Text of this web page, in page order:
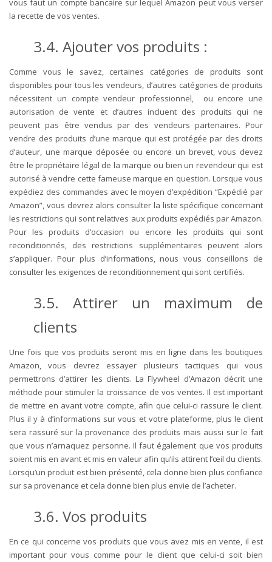
vous faut un compte bancaire sur lequel Amazon peut vous verser
la recette de vos ventes.
3.4. Ajouter vos produits :
Comme vous le savez, certaines catégories de produits sont
disponibles pour tous les vendeurs, d’autres catégories de produits
nécessitent un compte vendeur professionnel, ou encore une
autorisation de vente et d’autres incluent des produits qui ne
peuvent pas être vendus par des vendeurs partenaires. Pour
vendre des produits d’une marque qui est protégée par des droits
d’auteur, une marque déposée ou encore un brevet, vous devez
être le propriétaire légal de la marque ou bien un revendeur qui est
autorisé à vendre cette fameuse marque en question. Lorsque vous
expédiez des commandes avec le moyen d’expédition “Expédié par
Amazon”, vous devrez alors consulter la liste spécifique concernant
les restrictions qui sont relatives aux produits expédiés par Amazon.
Pour les produits d’occasion ou encore les produits qui sont
reconditionnés, des restrictions supplémentaires peuvent alors
s’appliquer. Pour plus d’informations, nous vous conseillons de
consulter les exigences de reconditionnement qui sont certifiés.
3.5. Attirer un maximum de
clients
Une fois que vos produits seront mis en ligne dans les boutiques
Amazon, vous devrez essayer plusieurs tactiques qui vous
permettrons d’attirer les clients. La Flywheel d’Amazon décrit une
méthode pour stimuler la croissance de vos ventes. Il est important
de mettre en avant votre compte, afin que celui-ci rassure le client.
Plus il y à d’informations sur vous et votre plateforme, plus le client
sera rassuré sur la provenance des produits mais aussi sur le fait
que vous n’arnaquez personne. Il faut également que vos produits
soient mis en avant et mis en valeur afin qu’ils attirent l’œil du clients.
Lorsqu’un produit est bien présenté, cela donne bien plus confiance
sur sa provenance et cela donne bien plus envie de l’acheter.
3.6. Vos produits
En ce qui concerne vos produits que vous avez mis en vente, il est
important pour vous comme pour le client que celui-ci soit bien